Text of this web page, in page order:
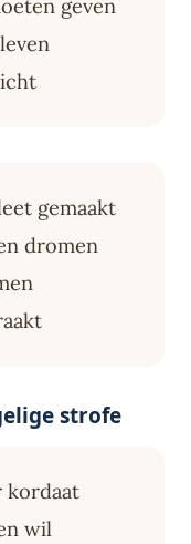
geven
gemaakt
dromen
strofe
kordaat
wil